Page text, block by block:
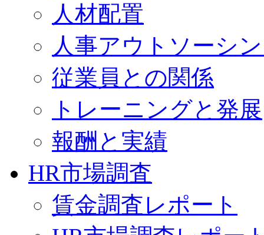
人材配置
人事アウトソーシ
従業員との関係
トレーニングと発展
報酬と実績
HR市場調査
賃金調査レポート